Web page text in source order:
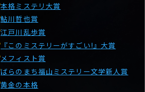
本格ミステリ大賞
鮎川哲也賞
江戸川乱歩賞
『このミステリーがすごい!』大賞
メフィスト賞
ばらのまち福山ミステリー文学新人賞
黄金の本格